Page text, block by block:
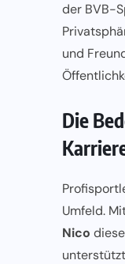
der BVB-
und
Die
Umfeld.
Nico